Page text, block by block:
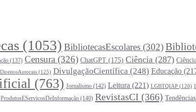
(1053) BibliotecasEscolares (302)
(137) Censura (326) ChatGPT (175) Ciência (287)
DireitosAutorais (125) DivulgaçãoCientífica (248) Educação
(763) Jornalismo (142) Leitura (221) LGBTQIAP (120)
ProdutosEServiçosDeInformação (140) RevistasCI (366) Tendências